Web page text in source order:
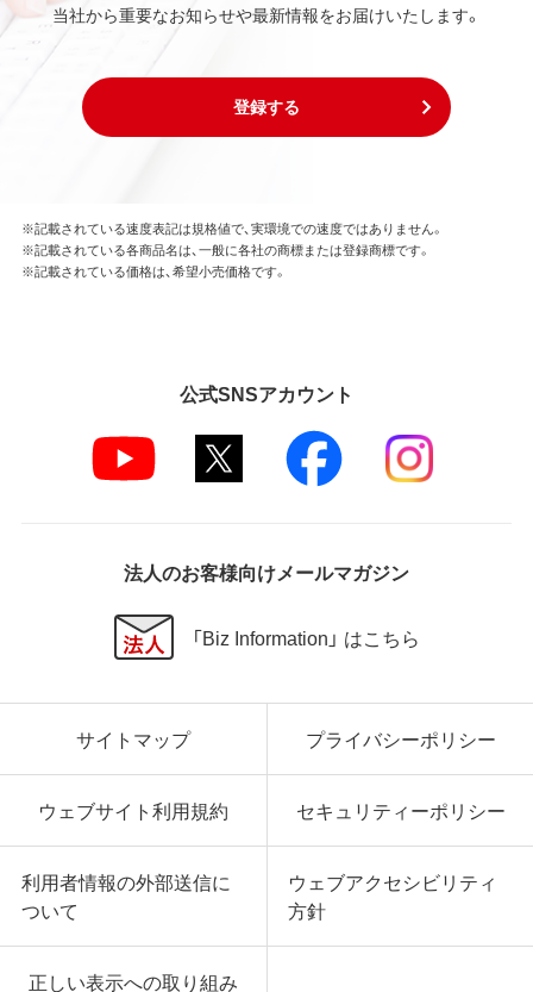
当社から重要なお知らせや最新情報をお届けいたします。
登録する
※記載されている速度表記は規格値で、実環境での速度ではありません。
※記載されている各商品名は、一般に各社の商標または登録商標です。
※記載されている価格は、希望小売価格です。
公式SNSアカウント
法人のお客様向けメールマガジン
「Biz Information」 はこちら
サイトマップ プライバシーポリシー
ウェブサイト利用規約 セキュリティーポリシー
利用者情報の外部送信に
ついて
ウェブアクセシビリティ
方針
正しい表示への取り組み